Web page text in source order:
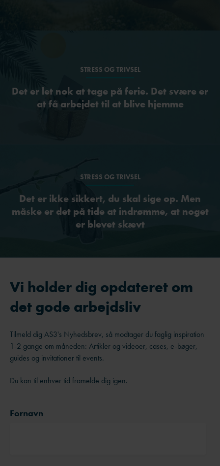
STRESS OG TRIVSEL
Det er let nok at tage på ferie. Det svære er
at få arbejdet til at blive hjemme
STRESS OG TRIVSEL
Det er ikke sikkert, du skal sige op. Men
måske er det på tide at indrømme, at noget
er blevet skævt
Vi holder dig opdateret om
det gode arbejdsliv
Tilmeld dig AS3's Nyhedsbrev, så modtager du faglig inspiration
1-2 gange om måneden: Artikler og videoer, cases, e-bøger,
guides og invitationer til events.
Du kan til enhver tid framelde dig igen.
Fornavn